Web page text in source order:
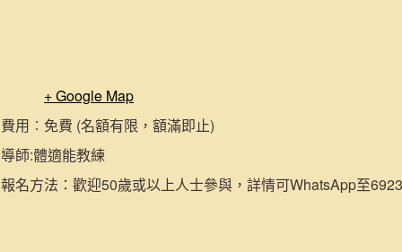
+ Google Map
費用︰ 免費 (名額有限，額滿即止)
導師:體適能教練
報名方法： 歡迎50歲或以上人士參與，詳情可WhatsApp至